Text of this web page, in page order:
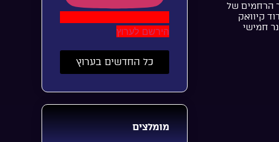
הרחמים של
קיוואק
חמישי
הירשם לערוץ
כל החדשים בערוץ
מומלצים